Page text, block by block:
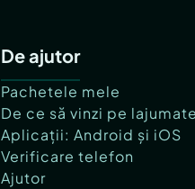
De ajutor
Pachetele mele
De ce să vinzi pe
Aplicații: Android și iOS
Verificare telefon
Ajutor